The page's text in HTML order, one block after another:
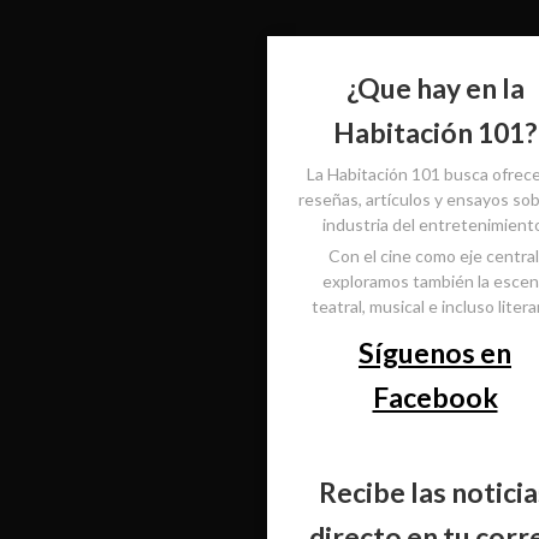
¿Que hay en la
Habitación 101?
La Habitación 101 busca
reseñas, artículos y ensayos
industria del
Con el cine como eje
exploramos también la
teatral, musical e incluso
Síguenos en
Facebook
Recibe las